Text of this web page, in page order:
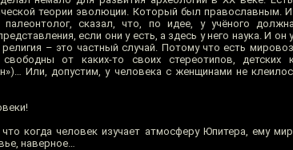
теории эволюции. Который был православным.
палеонтолог, сказал, что, по идее, у учёного
если они у есть, а здесь у него наука. И
– это частный случай. Потому что есть
от каких-то своих стереотипов, детских
Или, допустим, у человека с женщинами не
когда человек изучает атмосферу Юпитера, ему
наверное…